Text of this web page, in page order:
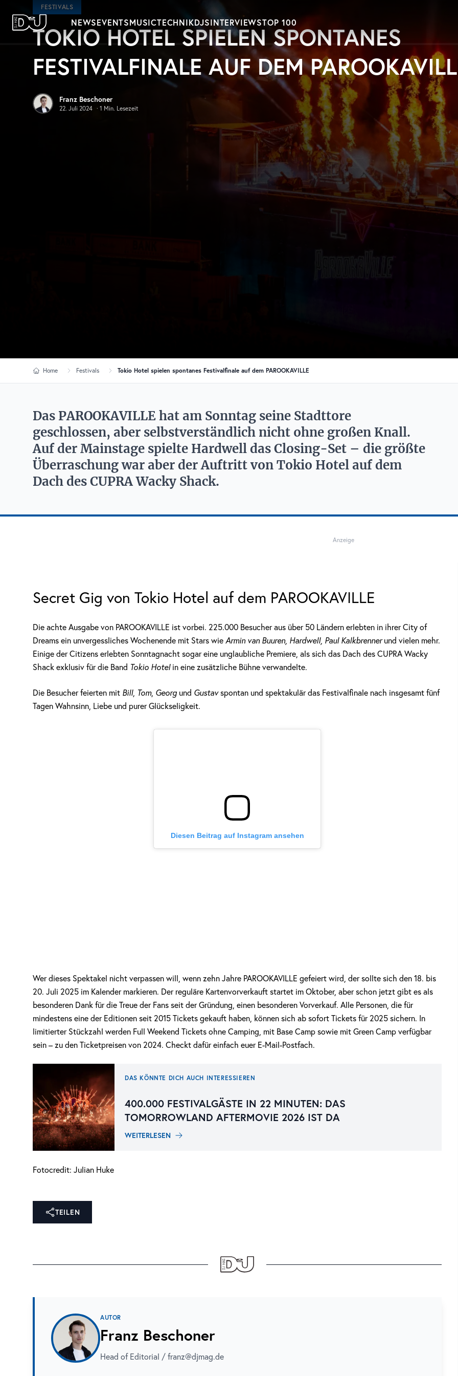
Zum Hauptinhalt springen
DJ Mag Germany
NEWSEVENTSMUSICTECHNIKDJSINTERVIEWSTOP 100
FESTIVALS
TOKIO HOTEL SPIELEN SPONTANES
FESTIVALFINALE AUF DEM
Franz Beschoner
22. Juli 2024 · 1 Min. Lesezeit
Home Festivals Tokio Hotel spielen spontanes Festivalfinale auf dem PAROOKAVILLE
Das PAROOKAVILLE hat am Sonntag seine Stadttore
geschlossen, aber selbstverständlich nicht ohne großen Knall.
Auf der Mainstage spielte Hardwell das Closing-Set – die größte
Überraschung war aber der Auftritt von Tokio Hotel auf dem
Dach des CUPRA Wacky Shack.
Anzeige
Secret Gig von Tokio Hotel auf dem PAROOKAVILLE
Die achte Ausgabe von PAROOKAVILLE ist vorbei. 225.000 Besucher aus über 50 Ländern erlebten in ihrer City of
Dreams ein unvergessliches Wochenende mit Stars wie Armin van Buuren, Hardwell, Paul Kalkbrennerund vielen mehr.
Einige der Citizens erlebten Sonntagnacht sogar eine unglaubliche Premiere, als sich das Dach des CUPRA Wacky
Shack exklusiv für die Band Tokio Hotelin eine zusätzliche Bühne verwandelte.
Die Besucher feierten mit Bill, Tom, Georg und Gustavspontan und spektakulär das Festivalfinale nach insgesamt fünf
Tagen Wahnsinn, Liebe und purer Glückseligkeit.
Diesen Beitrag auf Instagram ansehen
Wer dieses Spektakel nicht verpassen will, wenn zehn Jahre PAROOKAVILLE gefeiert wird, der sollte sich den 18. bis
20. Juli 2025 im Kalender markieren. Der reguläre Kartenvorverkauft startet im Oktober, aber schon jetzt gibt es als
besonderen Dank für die Treue der Fans seit der Gründung, einen besonderen Vorverkauf. Alle Personen, die für
mindestens eine der Editionen seit 2015 Tickets gekauft haben, können sich ab sofort Tickets für 2025 sichern. In
limitierter Stückzahl werden Full Weekend Tickets ohne Camping, mit Base Camp sowie mit Green Camp verfügbar
sein – zu den Ticketpreisen von 2024. Checkt dafür einfach euer E-Mail-Postfach.
DAS KÖNNTE DICH AUCH INTERESSIEREN
400.000 FESTIVALGÄSTE IN 22 MINUTEN: DAS
TOMORROWLAND AFTERMOVIE 2026 IST DA
WEITERLESEN
Fotocredit: Julian Huke
TEILEN
AUTOR
Franz Beschoner
Head of Editorial / franz@djmag.de